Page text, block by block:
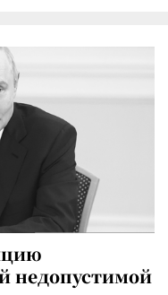
недопустимой